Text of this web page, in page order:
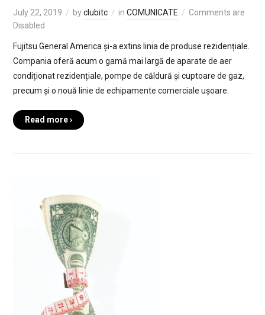
July 22, 2019 byclubitc in COMUNICATE
Comments are
Disabled
Fujitsu General America și-a extins linia de produse rezidențiale.
Compania oferă acum o gamă mai largă de aparate de aer
condiționat rezidențiale, pompe de căldură și cuptoare de gaz,
precum și o nouă linie de echipamente comerciale ușoare.
Read more ›